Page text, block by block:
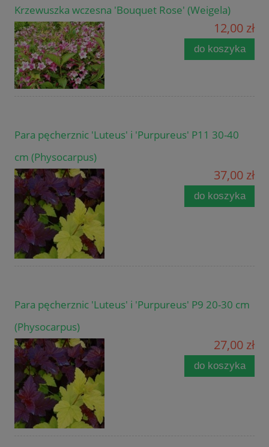
Krzewuszka wczesna 'Bouquet Rose' (Weigela)
12,00 zł
do koszyka
Para pęcherznic 'Luteus' i 'Purpureus' P11 30-40
cm (Physocarpus)
37,00 zł
do koszyka
Para pęcherznic 'Luteus' i 'Purpureus' P9 20-30 cm
(Physocarpus)
27,00 zł
do koszyka